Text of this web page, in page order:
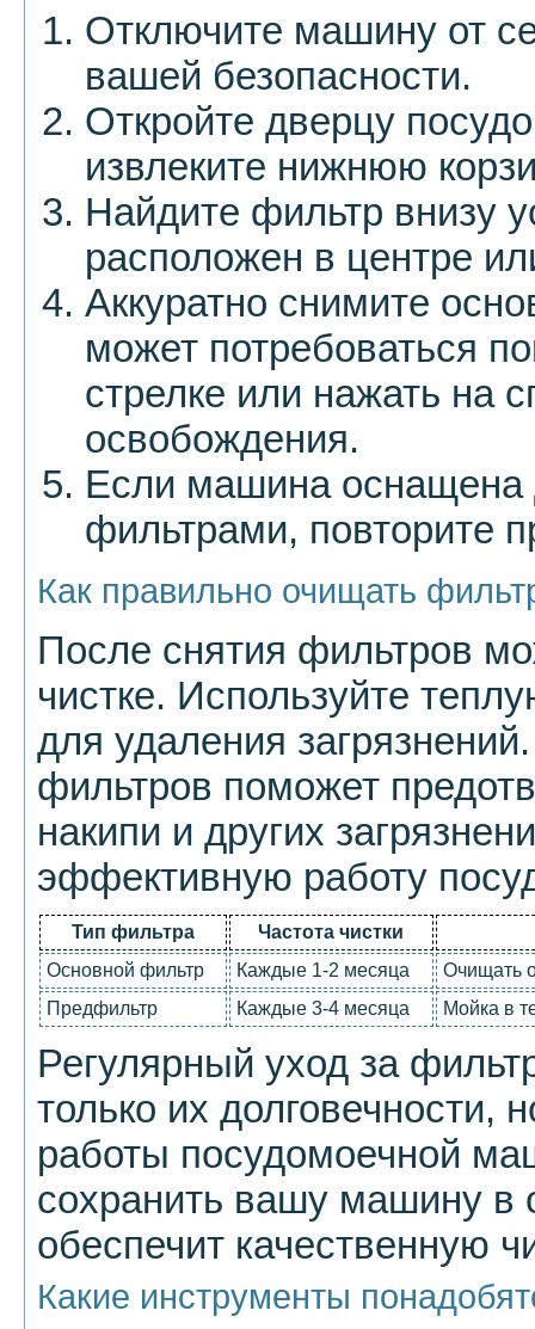
Отключите машину от
вашей безопасности.
Откройте дверцу
извлеките нижнюю
Найдите фильтр внизу
расположен в центре
Аккуратно снимите
может потребоваться
стрелке или нажать на
освобождения.
Если машина оснащена
фильтрами, повторите
Как правильно очищать
После снятия фильтров
чистке. Используйте
для удаления
фильтров поможет
накипи и других
эффективную работу
Тип фильтра
Частота чистки
Основной фильтр
Каждые 1-2 месяца
Очищать
Предфильтр
Каждые 3-4 месяца Мойка в
Регулярный уход за
только их
работы посудомоечной
сохранить вашу машину в
обеспечит качественную
Какие инструменты